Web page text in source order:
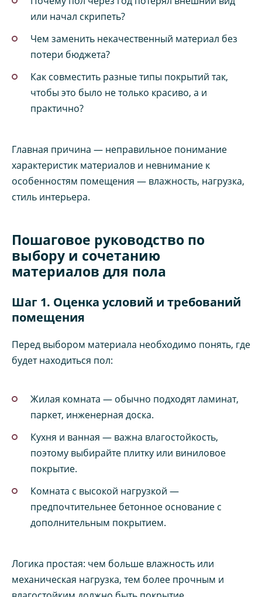
или начал скрипеть?
Чем заменить некачественный материал без
потери бюджета?
Как совместить разные типы покрытий так,
чтобы это было не только красиво, а и
практично?
Главная причина — неправильное понимание
характеристик материалов и невнимание к
особенностям помещения — влажность, нагрузка,
стиль интерьера.
Пошаговое руководство по
выбору и сочетанию
материалов для пола
Шаг 1. Оценка условий и требований
помещения
Перед выбором материала необходимо понять, где
будет находиться пол:
Жилая комната — обычно подходят ламинат,
паркет, инженерная доска.
Кухня и ванная — важна влагостойкость,
поэтому выбирайте плитку или виниловое
покрытие.
Комната с высокой нагрузкой —
предпочтительнее бетонное основание с
дополнительным покрытием.
Логика простая: чем больше влажность или
механическая нагрузка, тем более прочным и